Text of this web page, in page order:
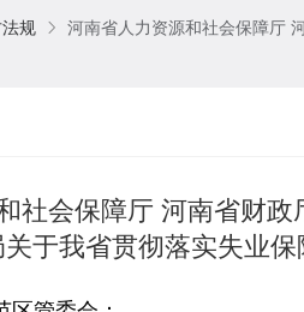
规
社会保障厅 河南省财
于我省贯彻落实失业